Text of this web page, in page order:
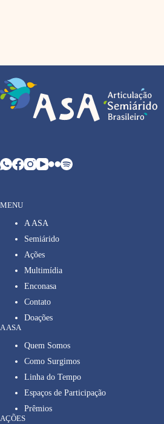
MENU
A ASA
Semiárido
Ações
Multimídia
Enconasa
Contato
Doações
A ASA
Quem Somos
Como Surgimos
Linha do Tempo
Espaços de Participação
Prêmios
AÇÕES